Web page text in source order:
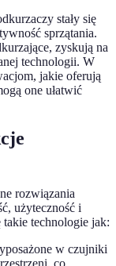
stały się
sprzątania.
zyskują na
technologii. W
jakie oferują
one ułatwić
rozwiązania
użyteczność i
technologie jak:
w czujniki